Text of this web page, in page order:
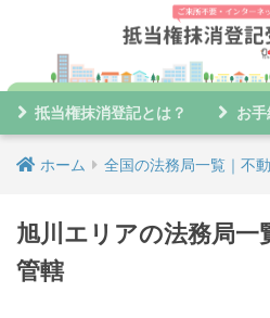
抵当権抹消登記とは？ お
ホーム 全国の法務局一覧｜不
旭川エリアの法務局一
管轄